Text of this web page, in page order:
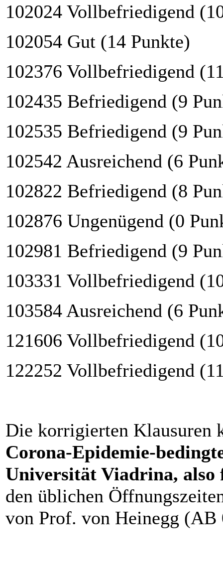
102024 Vollbefriedigend
102054 Gut (14 Punkte)
102376 Vollbefriedigend
102435 Befriedigend (9
102535 Befriedigend (9
102542 Ausreichend (6
102822 Befriedigend (8
102876 Ungenügend (0
102981 Befriedigend (9
103331 Vollbefriedigend
103584 Ausreichend (6
121606 Vollbefriedigend
122252 Vollbefriedigend
Die korrigierten Klausuren
Corona-Epidemie-
Universität Viadrina, also
den üblichen
von Prof. von Heinegg (AB